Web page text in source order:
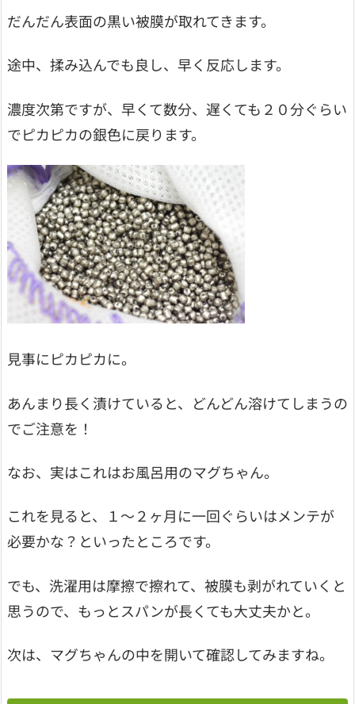
だんだん表面の黒い被膜が取れてきます。
途中、揉み込んでも良し、早く反応します。
濃度次第ですが、早くて数分、遅くても２０分ぐらい
でピカピカの銀色に戻ります。
見事にピカピカに。
あんまり長く漬けていると、どんどん溶けてしまうの
でご注意を！
なお、実はこれはお風呂用のマグちゃん。
これを見ると、１～２ヶ月に一回ぐらいはメンテが
必要かな？といったところです。
でも、洗濯用は摩擦で擦れて、被膜も剥がれていくと
思うので、もっとスパンが長くても大丈夫かと。
次は、マグちゃんの中を開いて確認してみますね。